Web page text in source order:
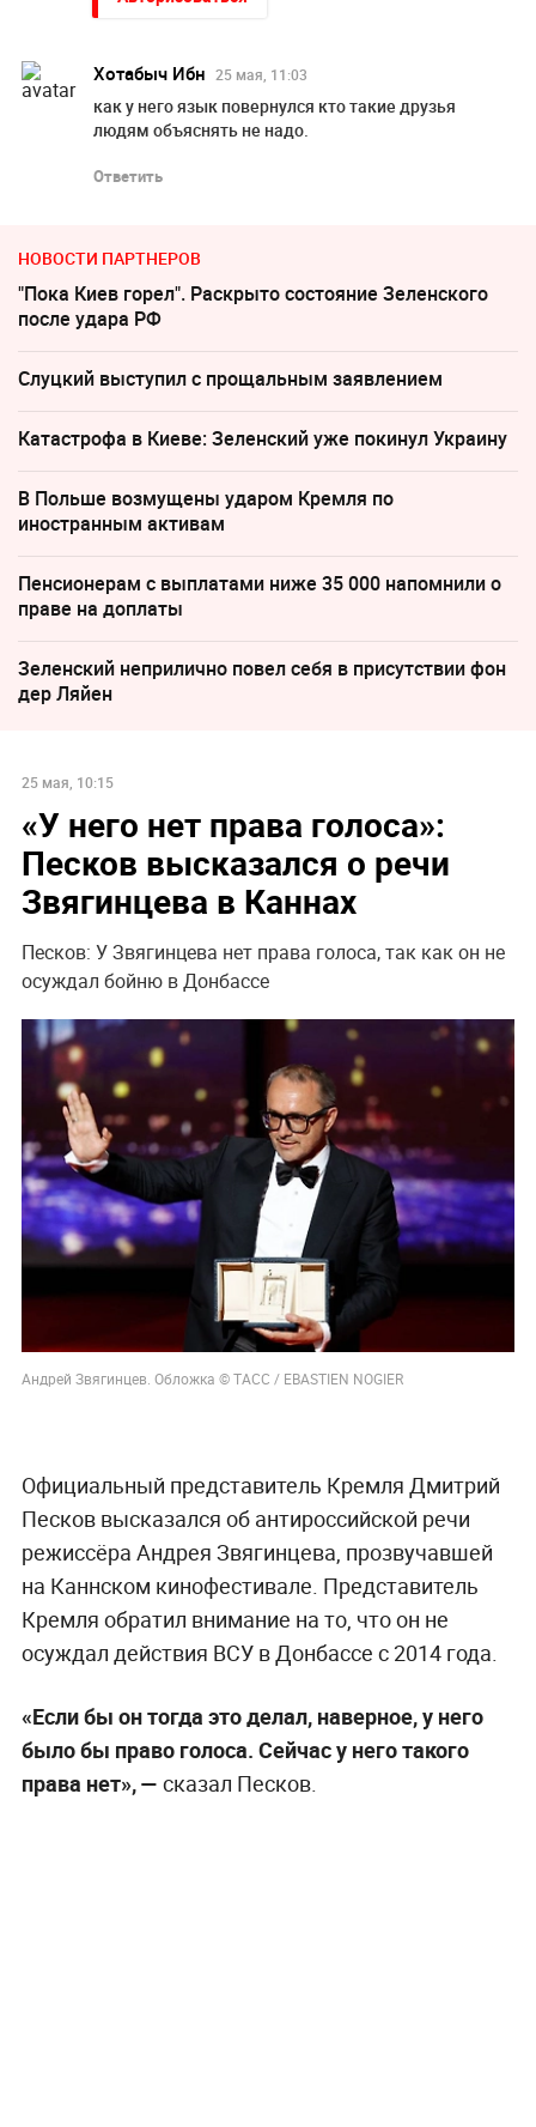
Хотабыч Ибн 25 мая, 11:03
как у него язык повернулся кто такие друзья
людям объяснять не надо.
Ответить
НОВОСТИ ПАРТНЕРОВ
"Пока Киев горел". Раскрыто состояние Зеленского
после удара РФ
Слуцкий выступил с прощальным заявлением
Катастрофа в Киеве: Зеленский уже покинул Украину
В Польше возмущены ударом Кремля по
иностранным активам
Пенсионерам с выплатами ниже 35 000 напомнили о
праве на доплаты
Зеленский неприлично повел cебя в присутствии фон
дер Ляйен
25 мая, 10:15
«У него нет права голоса»:
Песков высказался о речи
Звягинцева в Каннах
Песков: У Звягинцева нет права голоса, так как он не
осуждал бойню в Донбассе
Андрей Звягинцев. Обложка © ТАСС / EBASTIEN NOGIER
Официальный представитель Кремля Дмитрий
Песков высказался об антироссийской речи
режиссёра Андрея Звягинцева, прозвучавшей
на Каннском кинофестивале. Представитель
Кремля обратил внимание на то, что он не
осуждал действия ВСУ в Донбассе с 2014 года.
«Если бы он тогда это делал, наверное, у него
было бы право голоса. Сейчас у него такого
права нет», — сказал Песков.